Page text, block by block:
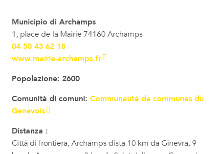
Municipio di Archamps
1, place de la Mairie 74160 Archamps
04 50 43 62 18
www.mairie-archamps.fr
Popolazione: 2600
Comunità di comuni: Communauté de communes du
Genevois
Distanza :
Città di frontiera, Archamps dista 10 km da Ginevra, 9